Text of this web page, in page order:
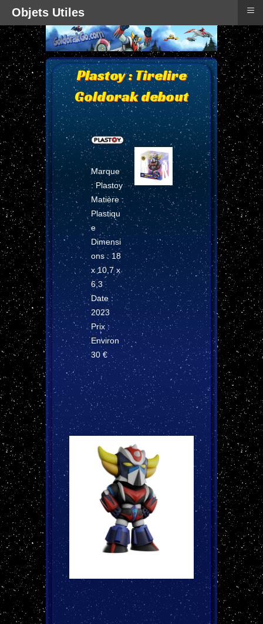
Plastoy : Tirelire
Goldorak debout
Marque
: Plastoy
Matière :
Plastiqu
e
Dimensi
ons : 18
x 10,7 x
6,3
Date :
2023
Prix :
Environ
30 €
Objets Utiles ≡